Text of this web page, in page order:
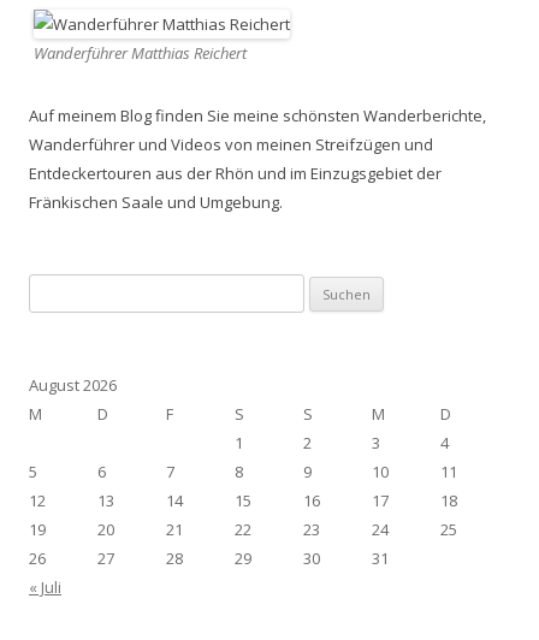
Wanderführer Matthias Reichert
Auf meinem Blog finden Sie meine schönsten Wanderberichte,
Wanderführer und Videos von meinen Streifzügen und
Entdeckertouren aus der Rhön und im Einzugsgebiet der
Fränkischen Saale und Umgebung.
nach:
August 2026
M
D F S S M
D
1
2 3
4
5
6 7 8 9 10
11
12
13 14 15 16 17
18
19
20 21 22 23 24
25
26
27 28 29 30
31
« Juli